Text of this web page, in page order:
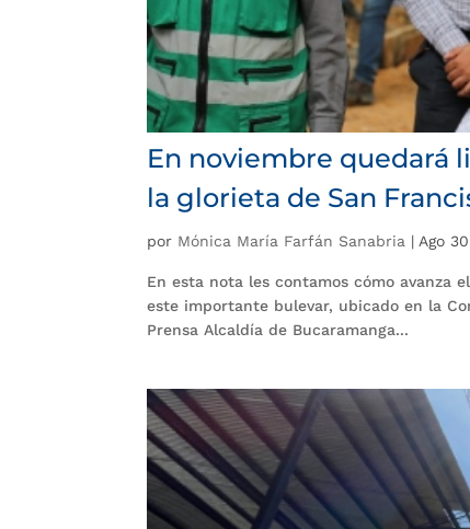
En noviembre quedará
la glorieta de San
por Mónica María Farfán Sanabria | Ago
En esta nota les contamos cómo avanza
este importante bulevar, ubicado en la
Prensa Alcaldía de Bucaramanga...